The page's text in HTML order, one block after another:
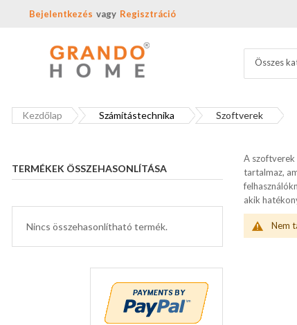
Bejelentkezés Regisztráció
Összes
Kezdőlap Számítástechnika Szoftverek
A szoftverek
tartalmaz,
akik
Nem
TERMÉKEK ÖSSZEHASONLÍTÁSA
Nincs összehasonlítható termék.